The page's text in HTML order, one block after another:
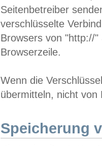
Seitenbetreiber
verschlüsselte
Browsers von "http://
Browserzeile.
Wenn die
übermitteln, nicht von
Speicherung